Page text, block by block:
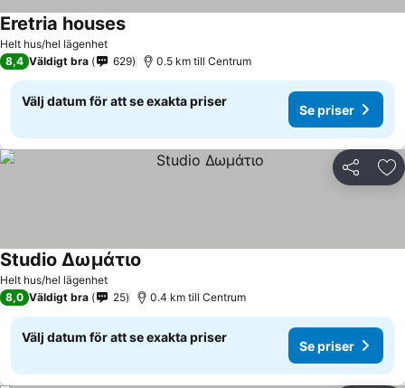
Helt hus/hel lägenhet
Eretria houses
8,4 Väldigt bra 629 0.5 km till Centrum
Välj datum för att se exakta priser
Se priser
Dela
Helt hus/hel lägenhet
Studio Δωμάτιο
8,0 Väldigt bra 25 0.4 km till Centrum
Välj datum för att se exakta priser
Se priser